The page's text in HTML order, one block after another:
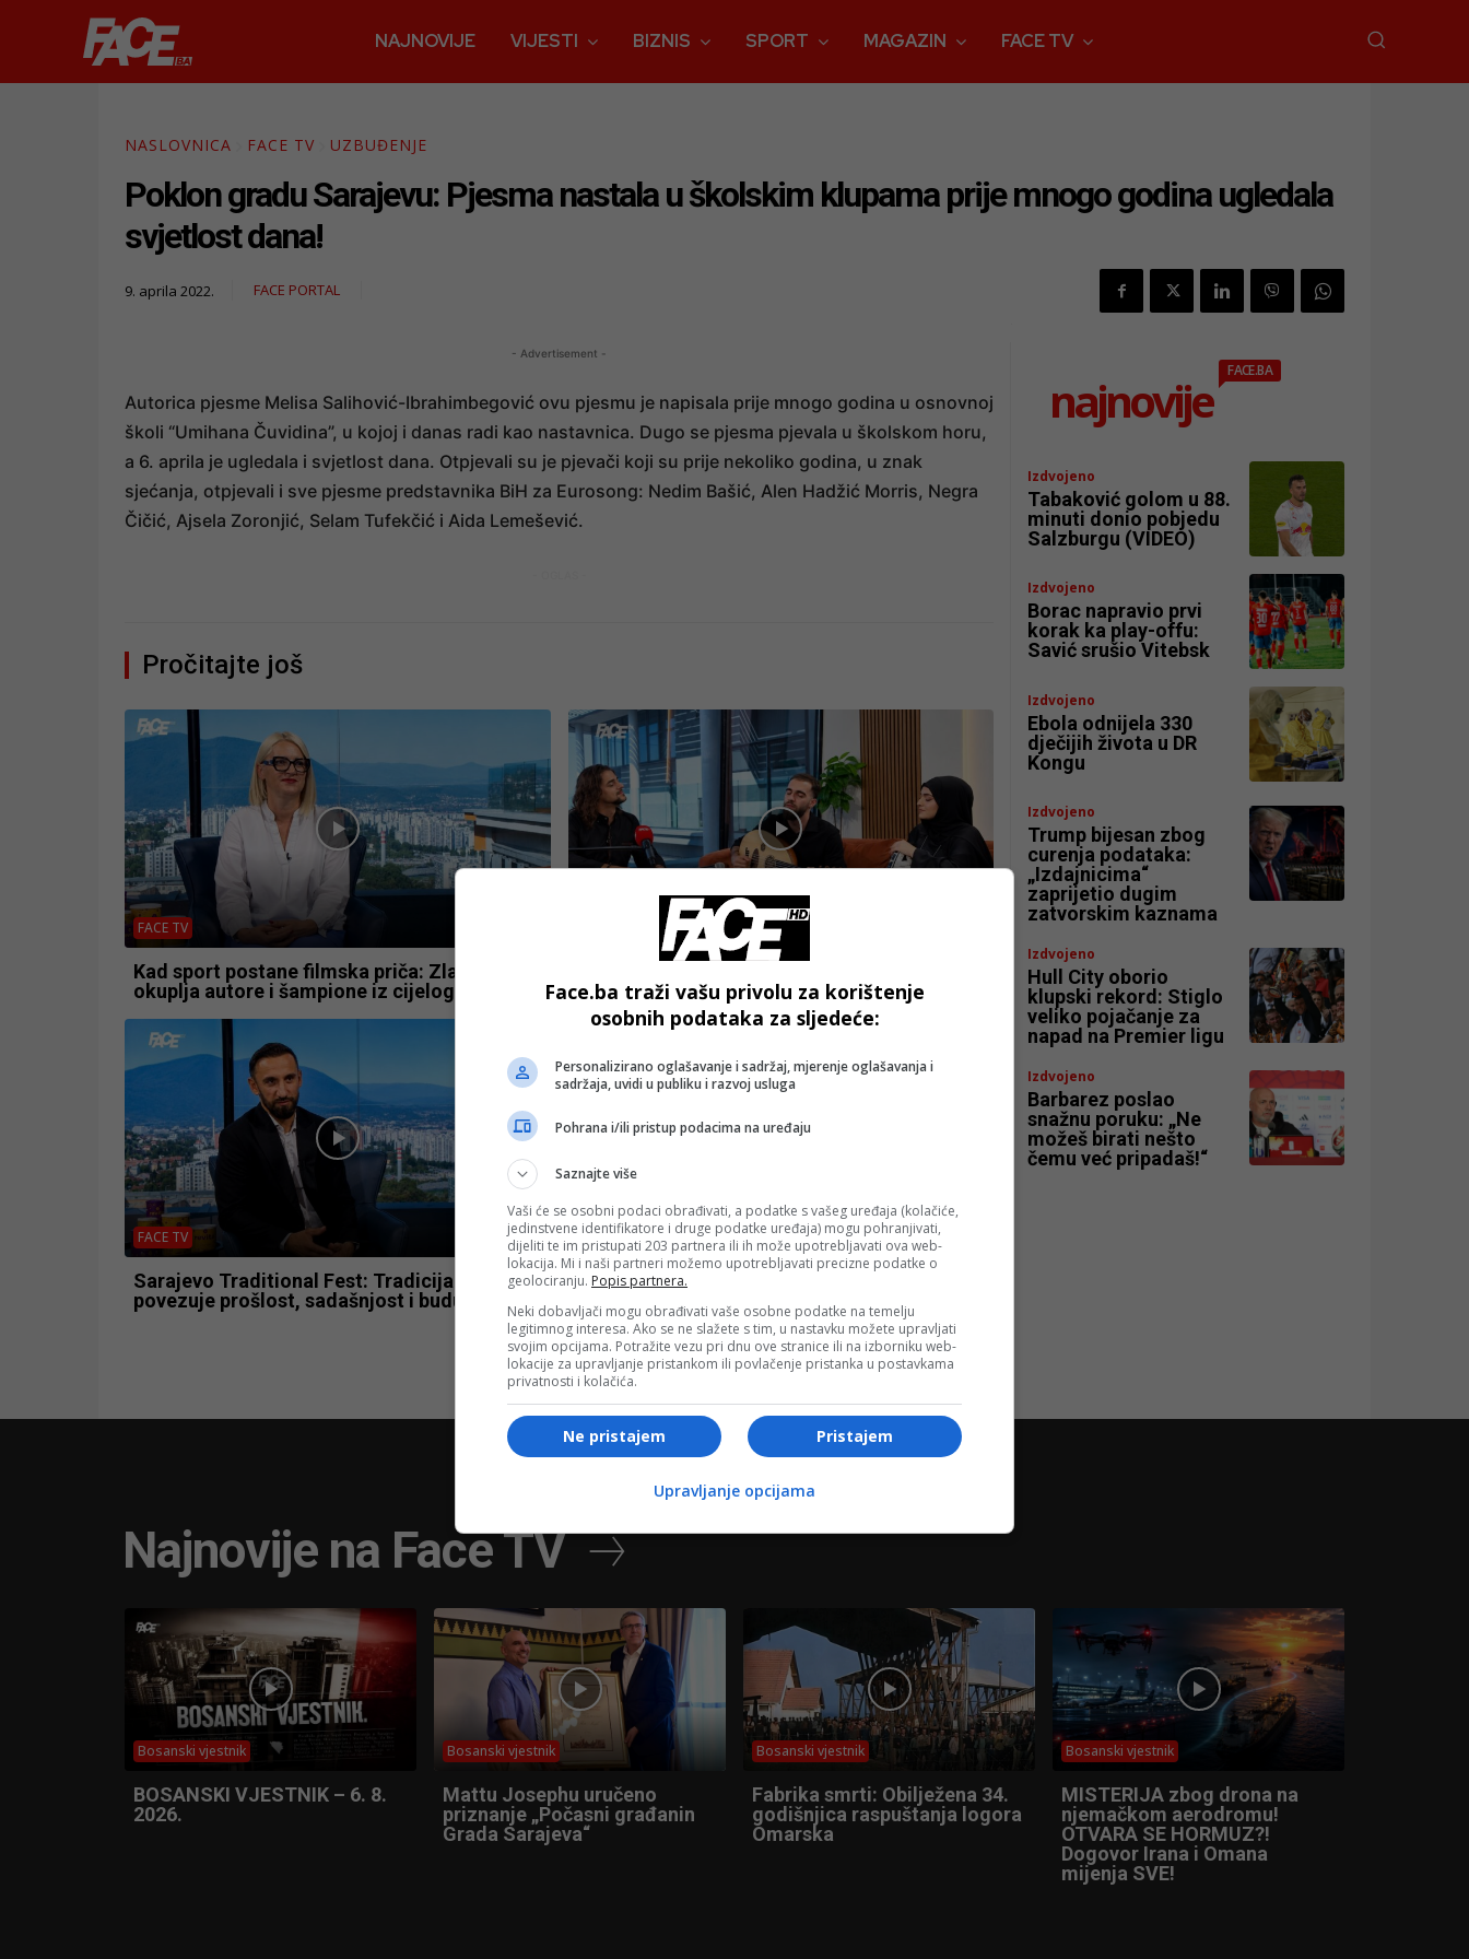
NAJNOVIJE VIJESTI BIZNIS SPORT MAGAZIN FACE TV
NASLOVNICA FACE TV UZBUĐENJE
Poklon gradu Sarajevu: Pjesma nastala u školskim klupama prije mnogo godina ugledala
svjetlost dana!
9. aprila 2022. FACE PORTAL
- Advertisement -
Autorica pjesme Melisa Salihović-Ibrahimbegović ovu pjesmu je napisala prije mnogo godina u osnovnoj
školi “Umihana Čuvidina”, u kojoj i danas radi kao nastavnica. Dugo se pjesma pjevala u školskom horu,
a 6. aprila je ugledala i svjetlost dana. Otpjevali su je pjevači koji su prije nekoliko godina, u znak
sjećanja, otpjevali i sve pjesme predstavnika BiH za Eurosong: Nedim Bašić, Alen Hadžić Morris, Negra
Čičić, Ajsela Zoronjić, Selam Tufekčić i Aida Lemešević.
Pročitajte još
FACE TV
Kad sport postane filmska priča: Zlatibor
okuplja autore i šampione iz cijelog svijeta
i slave bogatstvo bh. tradicije
FACE TV
Sarajevo Traditional Fest: Tradicija koja
povezuje prošlost, sadašnjost i budućnost
FACE TV
Kakanjski dani 2026 – manifestacija koja
Kakanj pretvara u centar kulture, sporta i
sreće!
najnovije
FACE.BA
Izdvojeno
Tabaković golom u 88.
minuti donio pobjedu
Salzburgu (VIDEO)
Izdvojeno
Borac napravio prvi
korak ka play-offu:
Savić srušio Vitebsk
Izdvojeno
Ebola odnijela 330
dječijih života u DR
Kongu
Izdvojeno
Trump bijesan zbog
curenja podataka:
„Izdajnicima“
zaprijetio dugim
zatvorskim kaznama
Izdvojeno
Hull City oborio
klupski rekord: Stiglo
veliko pojačanje za
napad na Premier ligu
Izdvojeno
Barbarez poslao
snažnu poruku: „Ne
možeš birati nešto
čemu već pripadaš!“
Najnovije na Face TV
Bosanski vjestnik
BOSANSKI VJESTNIK – 6. 8.
2026.
Bosanski vjestnik
Mattu Josephu uručeno
priznanje „Počasni građanin
Grada Sarajeva“
Bosanski vjestnik
Fabrika smrti: Obilježena 34.
godišnjica raspuštanja logora
Omarska
Bosanski vjestnik
MISTERIJA zbog drona na
njemačkom aerodromu!
OTVARA SE HORMUZ?!
Dogovor Irana i Omana
mijenja SVE!
Face.ba traži vašu privolu za korištenje
osobnih podataka za sljedeće:
Personalizirano oglašavanje i sadržaj, mjerenje oglašavanja i
sadržaja, uvidi u publiku i razvoj usluga
Pohrana i/ili pristup podacima na uređaju
Saznajte više
Vaši će se osobni podaci obrađivati, a podatke s vašeg uređaja (kolačiće,
jedinstvene identifikatore i druge podatke uređaja) mogu pohranjivati,
dijeliti te im pristupati 203 partnera ili ih može upotrebljavati ova web-
lokacija. Mi i naši partneri možemo upotrebljavati precizne podatke o
geolociranju. Popis partnera.
Neki dobavljači mogu obrađivati vaše osobne podatke na temelju
legitimnog interesa. Ako se ne slažete s tim, u nastavku možete upravljati
svojim opcijama. Potražite vezu pri dnu ove stranice ili na izborniku web-
lokacije za upravljanje pristankom ili povlačenje pristanka u postavkama
privatnosti i kolačića.
Pristajem
Ne pristajem
Upravljanje opcijama